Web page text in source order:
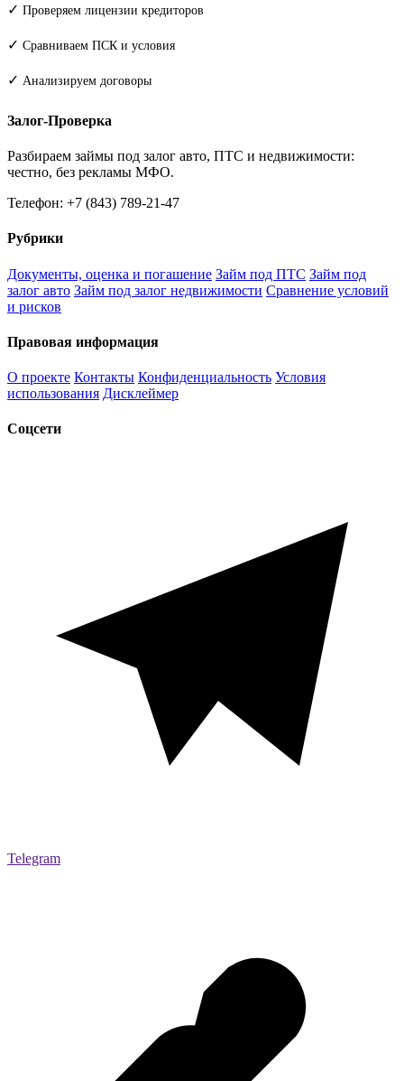
✓ Проверяем лицензии кредиторов
✓ Сравниваем ПСК и условия
✓ Анализируем договоры
Залог-Проверка
Разбираем займы под залог авто, ПТС и недвижимости:
честно, без рекламы МФО.
Телефон: +7 (843) 789-21-47
Рубрики
Документы, оценка и погашение Займ под ПТС Займ под
залог авто Займ под залог недвижимости Сравнение условий
и рисков
Правовая информация
О проекте Контакты Конфиденциальность Условия
использования Дисклеймер
Соцсети
Telegram